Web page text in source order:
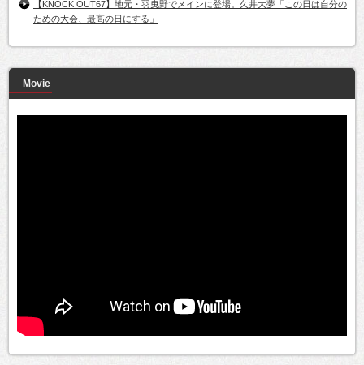
【KNOCK OUT67】地元・羽曳野でメインに登場。久井大夢「この日は自分の
ための大会、最高の日にする」
Movie